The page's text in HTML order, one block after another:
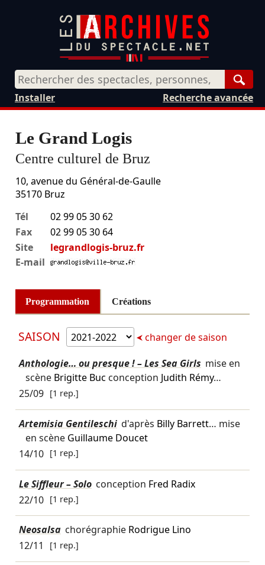
Recherche avancée
Installer
Le Grand Logis
Centre culturel de Bruz
10, avenue du Général-de-Gaulle
35170 Bruz
Tél
02 99 05 30 62
Fax
02 99 05 30 64
Site
legrandlogis-bruz.fr
E-mail
Programmation Créations
SAISON changer de saison
Anthologie… ou presque ! – Les Sea Girls mise en
scène Brigitte Buc conception Judith Rémy…
25/09 [1 rep.]
Artemisia Gentileschi d'après Billy Barrett… mise
en scène Guillaume Doucet
14/10 [1 rep.]
Le Siffleur – Solo conception Fred Radix
22/10 [1 rep.]
Neosalsa chorégraphie Rodrigue Lino
12/11
[1 rep.]